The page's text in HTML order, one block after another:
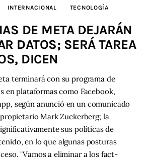
INTERNACIONAL TECNOLOGÍA
DE META DEJARÁN
DATOS; SERÁ TAREA
DICEN
terminará con su programa de
en plataformas como Facebook,
según anunció en un comunicado
Mark Zuckerberg; la
sus políticas de
en lo que algunas posturas
"Vamos a eliminar a los fact-